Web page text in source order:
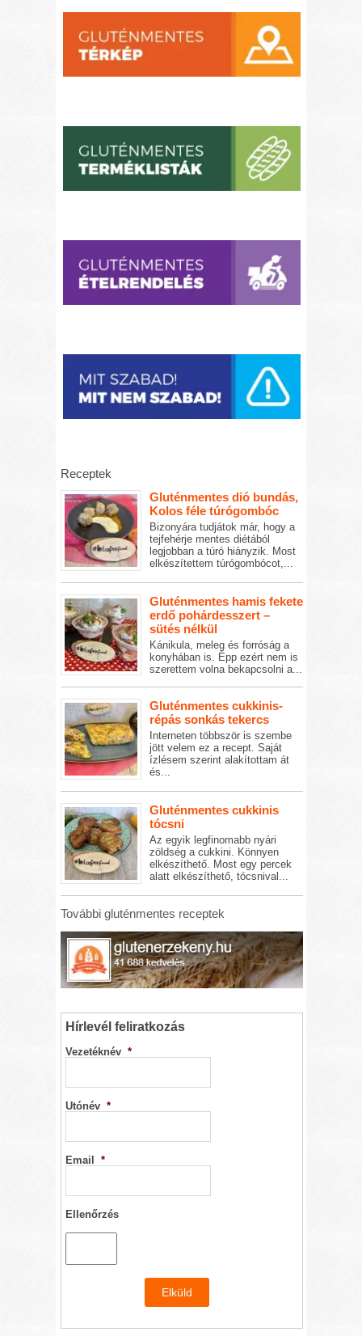
Receptek
Gluténmentes dió bundás,
Kolos féle túrógombóc
Bizonyára tudjátok már, hogy a
tejfehérje mentes diétából
legjobban a túró hiányzik. Most
elkészítettem túrógombócot,...
Gluténmentes hamis fekete
erdő pohárdesszert –
sütés nélkül
Kánikula, meleg és forróság a
konyhában is. Épp ezért nem is
szerettem volna bekapcsolni a...
Gluténmentes cukkinis-
répás sonkás tekercs
Interneten többször is szembe
jött velem ez a recept. Saját
ízlésem szerint alakítottam át
és...
Gluténmentes cukkinis
tócsni
Az egyik legfinomabb nyári
zöldség a cukkini. Könnyen
elkészíthető. Most egy percek
alatt elkészíthető, tócsnival...
További gluténmentes receptek
Hírlevél feliratkozás
Vezetéknév *
Utónév *
Email *
Ellenőrzés